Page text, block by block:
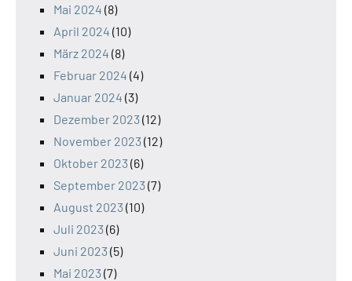
Mai 2024 (8)
April 2024 (10)
März 2024 (8)
Februar 2024 (4)
Januar 2024 (3)
Dezember 2023(12)
November 2023(12)
Oktober 2023(6)
September 2023(7)
August 2023(10)
Juli 2023(6)
Juni 2023(5)
Mai 2023(7)